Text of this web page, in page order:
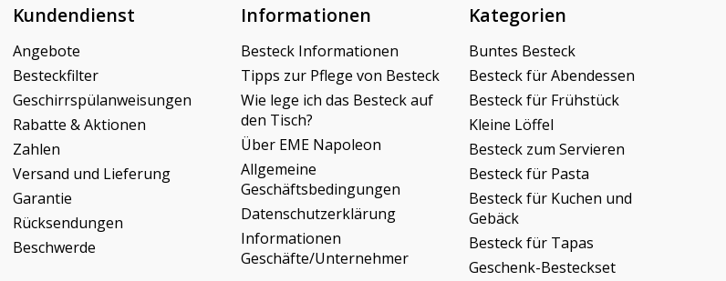
Kundendienst
Angebote
Besteckfilter
Geschirrspülanweisungen
Rabatte & Aktionen
Zahlen
Versand und Lieferung
Garantie
Rücksendungen
Beschwerde
Informationen
Besteck Informationen
Tipps zur Pflege von Besteck
Wie lege ich das Besteck auf
den Tisch?
Über EME Napoleon
Allgemeine
Geschäftsbedingungen
Datenschutzerklärung
Informationen
Geschäfte/Unternehmer
Kategorien
Buntes Besteck
Besteck für Abendessen
Besteck für Frühstück
Kleine Löffel
Besteck zum Servieren
Besteck für Pasta
Besteck für Kuchen und
Gebäck
Besteck für Tapas
Geschenk-Besteckset